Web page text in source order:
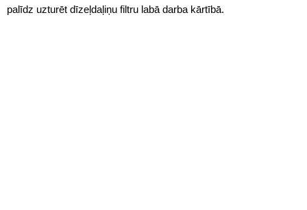
palīdz uzturēt dīzeļdaļiņu filtru labā darba kārtībā.